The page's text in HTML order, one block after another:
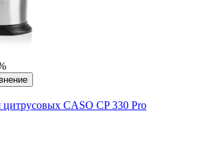
CASO CP 330 Pro